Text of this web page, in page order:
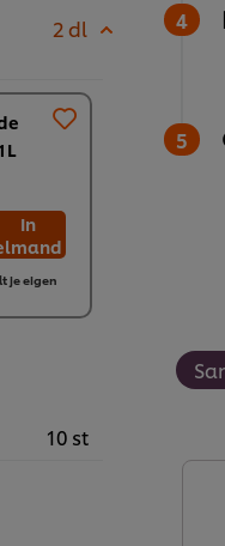
2 dl
je eigen
10 st